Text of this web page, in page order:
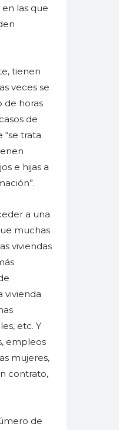
las que
tienen
veces se
de horas
de
trata
e hijas a
a una
muchas
viviendas
vivienda
etc. Y
empleos
mujeres,
contrato,
de